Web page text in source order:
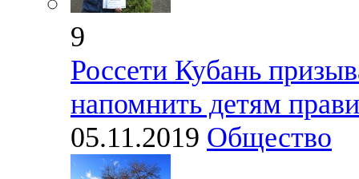
9
Россети Кубань
напомнить детям
05.11.2019 Общество